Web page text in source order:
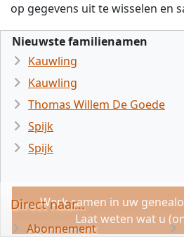
op gegevens uit te wisselen en
Nieuwste familienamen
Kauwling
Kauwling
Thomas Willem De Goede
Spijk
Spijk
Werk samen in uw
Laat weten wat u
Direct naar...
Abonnement